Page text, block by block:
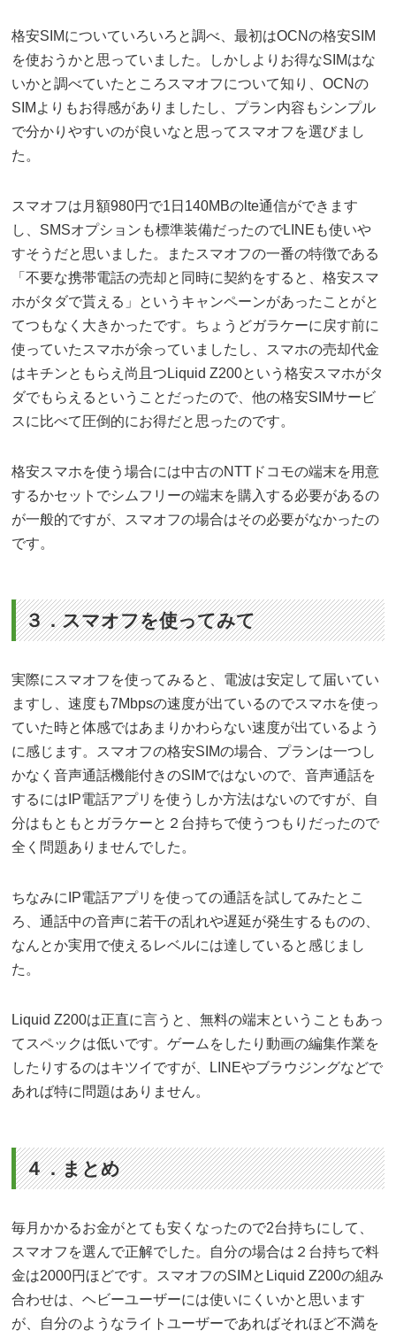
格安SIMについていろいろと調べ、最初はOCNの格安SIM
を使おうかと思っていました。しかしよりお得なSIMはな
いかと調べていたところスマオフについて知り、OCNの
SIMよりもお得感がありましたし、プラン内容もシンプル
で分かりやすいのが良いなと思ってスマオフを選びまし
た。
スマオフは月額980円で1日140MBのlte通信ができます
し、SMSオプションも標準装備だったのでLINEも使いや
すそうだと思いました。またスマオフの一番の特徴である
「不要な携帯電話の売却と同時に契約をすると、格安スマ
ホがタダで貰える」というキャンペーンがあったことがと
てつもなく大きかったです。ちょうどガラケーに戻す前に
使っていたスマホが余っていましたし、スマホの売却代金
はキチンともらえ尚且つLiquid Z200という格安スマホがタ
ダでもらえるということだったので、他の格安SIMサービ
スに比べて圧倒的にお得だと思ったのです。
格安スマホを使う場合には中古のNTTドコモの端末を用意
するかセットでシムフリーの端末を購入する必要があるの
が一般的ですが、スマオフの場合はその必要がなかったの
です。
３．スマオフを使ってみて
実際にスマオフを使ってみると、電波は安定して届いてい
ますし、速度も7Mbpsの速度が出ているのでスマホを使っ
ていた時と体感ではあまりかわらない速度が出ているよう
に感じます。スマオフの格安SIMの場合、プランは一つし
かなく音声通話機能付きのSIMではないので、音声通話を
するにはIP電話アプリを使うしか方法はないのですが、自
分はもともとガラケーと２台持ちで使うつもりだったので
全く問題ありませんでした。
ちなみにIP電話アプリを使っての通話を試してみたとこ
ろ、通話中の音声に若干の乱れや遅延が発生するものの、
なんとか実用で使えるレベルには達していると感じまし
た。
Liquid Z200は正直に言うと、無料の端末ということもあっ
てスペックは低いです。ゲームをしたり動画の編集作業を
したりするのはキツイですが、LINEやブラウジングなどで
あれば特に問題はありません。
４．まとめ
毎月かかるお金がとても安くなったので2台持ちにして、
スマオフを選んで正解でした。自分の場合は２台持ちで料
金は2000円ほどです。スマオフのSIMとLiquid Z200の組み
合わせは、ヘビーユーザーには使いにくいかと思います
が、自分のようなライトユーザーであればそれほど不満を